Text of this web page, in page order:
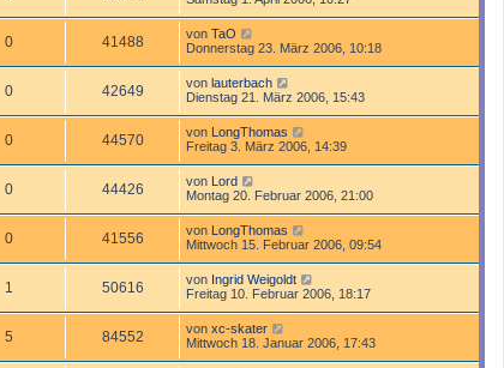
0 41488 von TaO
Donnerstag 23. März 2006, 10:18
0 42649 von lauterbach
Dienstag 21. März 2006, 15:43
0 44570 von LongThomas
Freitag 3. März 2006, 14:39
0 44426 von Lord
Montag 20. Februar 2006, 21:00
0 41556 von LongThomas
Mittwoch 15. Februar 2006, 09:54
1 50616 von Ingrid Weigoldt
Freitag 10. Februar 2006, 18:17
5 84552 von xc-skater
Mittwoch 18. Januar 2006, 17:43